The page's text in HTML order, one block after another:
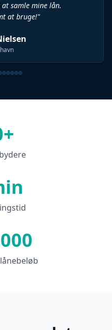
Fik et lån til min
på under 10 minutter.